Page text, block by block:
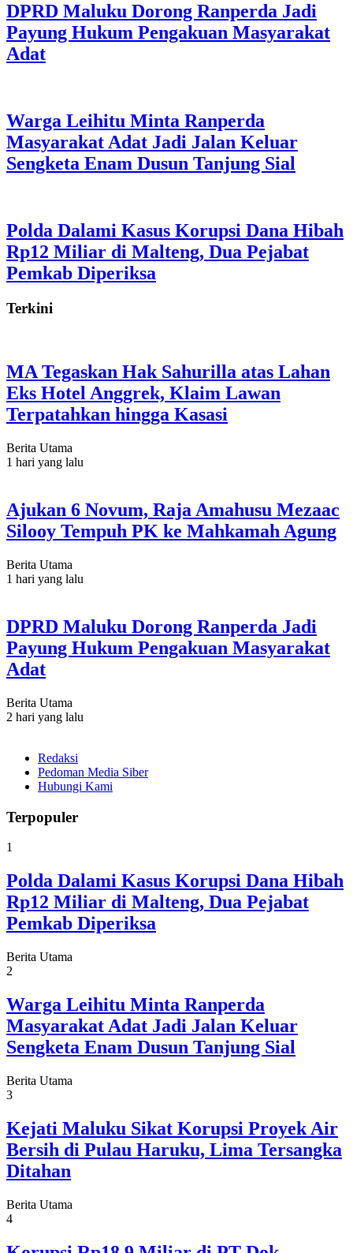
DPRD Maluku Dorong Ranperda Jadi
Payung Hukum Pengakuan Masyarakat
Adat
Warga Leihitu Minta Ranperda
Masyarakat Adat Jadi Jalan Keluar
Sengketa Enam Dusun Tanjung Sial
Polda Dalami Kasus Korupsi Dana Hibah
Rp12 Miliar di Malteng, Dua Pejabat
Pemkab Diperiksa
Terkini
MA Tegaskan Hak Sahurilla atas Lahan
Eks Hotel Anggrek, Klaim Lawan
Terpatahkan hingga Kasasi
Berita Utama
1 hari yang lalu
Ajukan 6 Novum, Raja Amahusu Mezaac
Silooy Tempuh PK ke Mahkamah Agung
Berita Utama
1 hari yang lalu
DPRD Maluku Dorong Ranperda Jadi
Payung Hukum Pengakuan Masyarakat
Adat
Berita Utama
2 hari yang lalu
Redaksi
Pedoman Media Siber
Hubungi Kami
Terpopuler
1
Polda Dalami Kasus Korupsi Dana Hibah
Rp12 Miliar di Malteng, Dua Pejabat
Pemkab Diperiksa
Berita Utama
2
Warga Leihitu Minta Ranperda
Masyarakat Adat Jadi Jalan Keluar
Sengketa Enam Dusun Tanjung Sial
Berita Utama
3
Kejati Maluku Sikat Korupsi Proyek Air
Bersih di Pulau Haruku, Lima Tersangka
Ditahan
Berita Utama
4